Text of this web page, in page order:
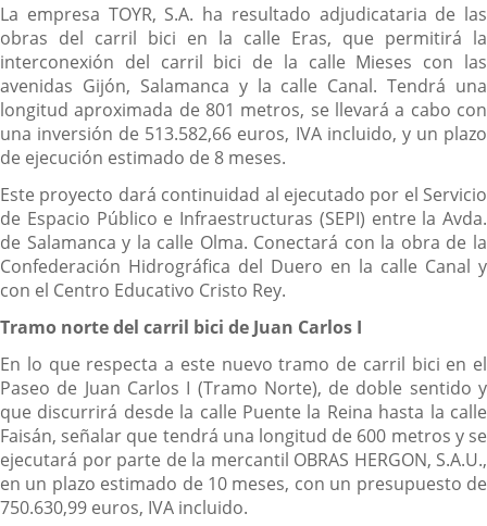
La empresa TOYR, S.A. ha resultado adjudicataria de las
obras del carril bici en la calle Eras, que permitirá la
interconexión del carril bici de la calle Mieses con las
avenidas Gijón, Salamanca y la calle Canal. Tendrá una
longitud aproximada de 801 metros, se llevará a cabo con
una inversión de 513.582,66 euros, IVA incluido, y un plazo
de ejecución estimado de 8 meses.
Este proyecto dará continuidad al ejecutado por el Servicio
de Espacio Público e Infraestructuras (SEPI) entre la Avda.
de Salamanca y la calle Olma. Conectará con la obra de la
Confederación Hidrográfica del Duero en la calle Canal y
con el Centro Educativo Cristo Rey.
Tramo norte del carril bici de Juan Carlos I
En lo que respecta a este nuevo tramo de carril bici en el
Paseo de Juan Carlos I (Tramo Norte), de doble sentido y
que discurrirá desde la calle Puente la Reina hasta la calle
Faisán, señalar que tendrá una longitud de 600 metros y se
ejecutará por parte de la mercantil OBRAS HERGON, S.A.U.,
en un plazo estimado de 10 meses, con un presupuesto de
750.630,99 euros, IVA incluido.